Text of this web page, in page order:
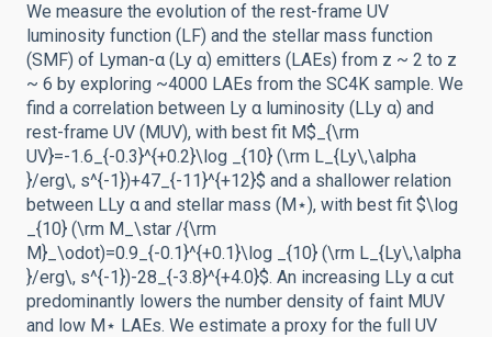
We measure the evolution of the rest-frame UV
luminosity function (LF) and the stellar mass function
(SMF) of Lyman-α (Ly α) emitters (LAEs) from z ~ 2 to z
~ 6 by exploring ~4000 LAEs from the SC4K sample. We
find a correlation between Ly α luminosity (LLy α) and
rest-frame UV (MUV), with best fit M$_{\rm
UV}=-1.6_{-0.3}^{+0.2}\log _{10} (\rm L_{Ly\,\alpha
}/erg\, s^{-1})+47_{-11}^{+12}$ and a shallower relation
between LLy α and stellar mass (M⋆), with best fit $\log
_{10} (\rm M_\star /{\rm
M}_\odot)=0.9_{-0.1}^{+0.1}\log _{10} (\rm L_{Ly\,\alpha
}/erg\, s^{-1})-28_{-3.8}^{+4.0}$. An increasing LLy α cut
predominantly lowers the number density of faint MUV
and low M⋆ LAEs. We estimate a proxy for the full UV